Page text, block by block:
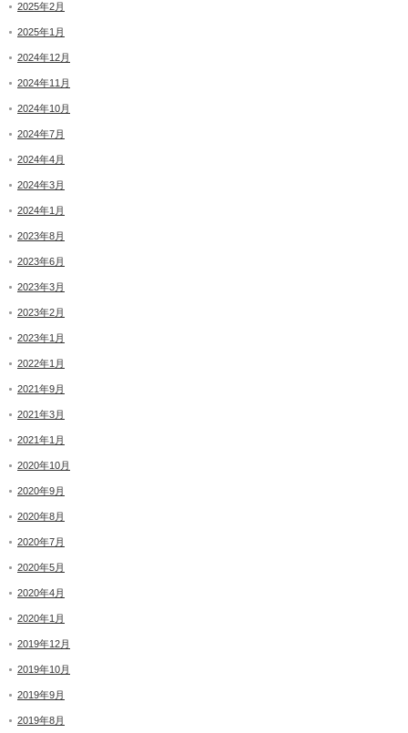
2025年2月
2025年1月
2024年12月
2024年11月
2024年10月
2024年7月
2024年4月
2024年3月
2024年1月
2023年8月
2023年6月
2023年3月
2023年2月
2023年1月
2022年1月
2021年9月
2021年3月
2021年1月
2020年10月
2020年9月
2020年8月
2020年7月
2020年5月
2020年4月
2020年1月
2019年12月
2019年10月
2019年9月
2019年8月